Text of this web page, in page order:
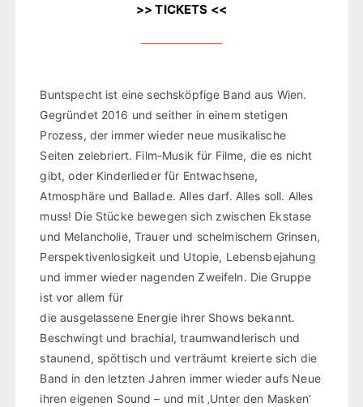
>> TICKETS <<
Buntspecht ist eine sechsköpfige Band aus Wien.
Gegründet 2016 und seither in einem stetigen
Prozess, der immer wieder neue musikalische
Seiten zelebriert. Film-Musik für Filme, die es nicht
gibt, oder Kinderlieder für Entwachsene,
Atmosphäre und Ballade. Alles darf. Alles soll. Alles
muss! Die Stücke bewegen sich zwischen Ekstase
und Melancholie, Trauer und schelmischem Grinsen,
Perspektivenlosigkeit und Utopie, Lebensbejahung
und immer wieder nagenden Zweifeln. Die Gruppe
ist vor allem für
die ausgelassene Energie ihrer Shows bekannt.
Beschwingt und brachial, traumwandlerisch und
staunend, spöttisch und verträumt kreierte sich die
Band in den letzten Jahren immer wieder aufs Neue
ihren eigenen Sound – und mit ‚Unter den Masken‘